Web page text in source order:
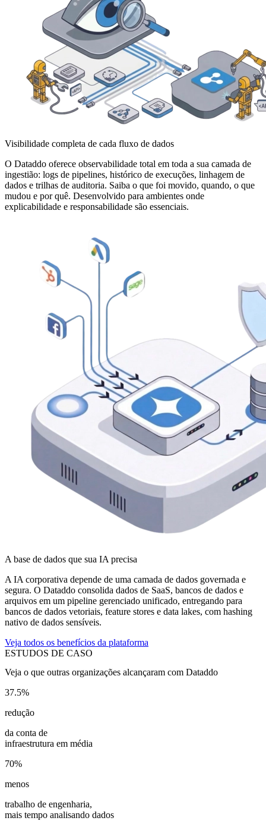
Visibilidade completa de cada fluxo de dados
O Dataddo oferece observabilidade total em toda a sua camada de
ingestião: logs de pipelines, histórico de execuções, linhagem de
dados e trilhas de auditoria. Saiba o que foi movido, quando, o que
mudou e por quê. Desenvolvido para ambientes onde
explicabilidade e responsabilidade são essenciais.
A base de dados que sua IA precisa
A IA corporativa depende de uma camada de dados governada e
segura. O Dataddo consolida dados de SaaS, bancos de dados e
arquivos em um pipeline gerenciado unificado, entregando para
bancos de dados vetoriais, feature stores e data lakes, com hashing
nativo de dados sensíveis.
Veja todos os benefícios da plataforma
ESTUDOS DE CASO
Veja o que outras organizações alcançaram com Dataddo
37.5%
redução
da conta de
infraestrutura em média
70%
menos
trabalho de engenharia,
mais tempo analisando dados